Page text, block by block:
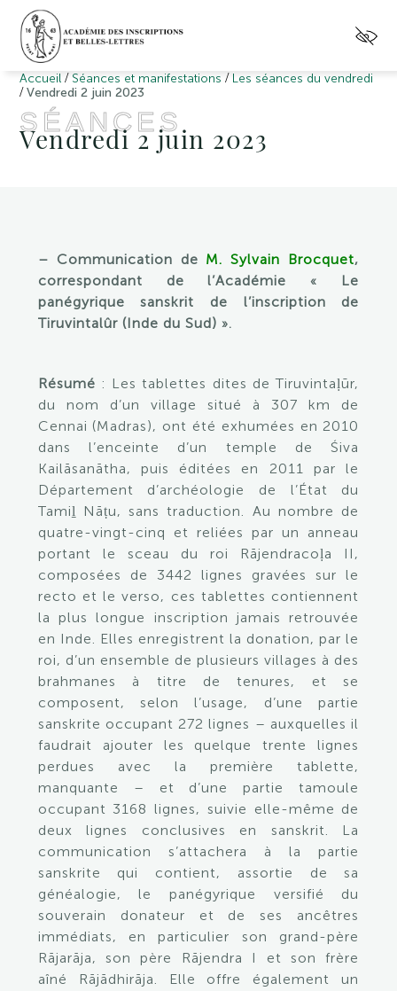
Accueil / Séances et manifestations / Les séances du vendredi
/Vendredi 2 juin 2023
SÉANCES
Vendredi 2 juin 2023
– Communication de M. Sylvain Brocquet,
correspondant de l’Académie «
Le
panégyrique sanskrit de l’inscription de
Tiruvintalûr (Inde du Sud) ».
Résumé : Les tablettes dites de Tiruvintaḷūr,
du nom d’un village situé à 307 km de
Cennai (Madras), ont été exhumées en 2010
dans l’enceinte d’un temple de Śiva
Kailāsanātha, puis éditées en 2011 par le
Département d’archéologie de l’État du
Tamiḻ Nāṭu, sans traduction. Au nombre de
quatre-vingt-cinq et reliées par un anneau
portant le sceau du roi Rājendracoḷa II,
composées de 3442 lignes gravées sur le
recto et le verso, ces tablettes contiennent
la plus longue inscription jamais retrouvée
en Inde. Elles enregistrent la donation, par le
roi, d’un ensemble de plusieurs villages à des
brahmanes à titre de tenures, et se
composent, selon l’usage, d’une partie
sanskrite occupant 272 lignes – auxquelles il
faudrait ajouter les quelque trente lignes
perdues avec la première tablette,
manquante – et d’une partie tamoule
occupant 3168 lignes, suivie elle-même de
deux lignes conclusives en sanskrit. La
communication s’attachera à la partie
sanskrite qui contient, assortie de sa
généalogie, le panégyrique versifié du
souverain donateur et de ses ancêtres
immédiats, en particulier son grand-père
Rājarāja, son père Rājendra I et son frère
aîné Rājādhirāja. Elle offre également un